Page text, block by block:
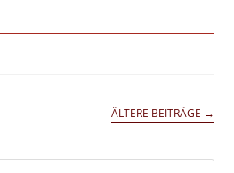
ÄLTERE BEITRÄGE →